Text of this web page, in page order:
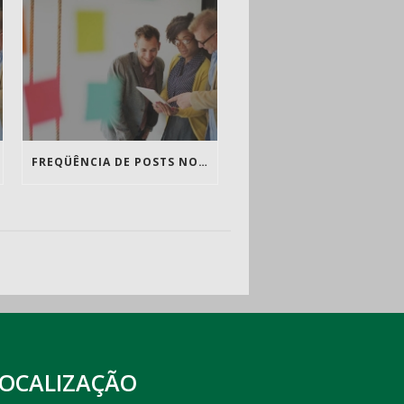
FREQÜÊNCIA DE POSTS NO BLOG É TÃO IMPORTANTE QUANTO O CONTEÚDO